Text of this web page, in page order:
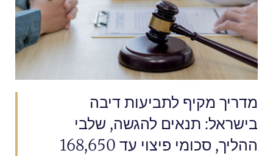
מדריך מקיף לתביעות דיבה
בישראל: תנאים להגשה, שלבי
ההליך, סכומי פיצוי עד 168,650